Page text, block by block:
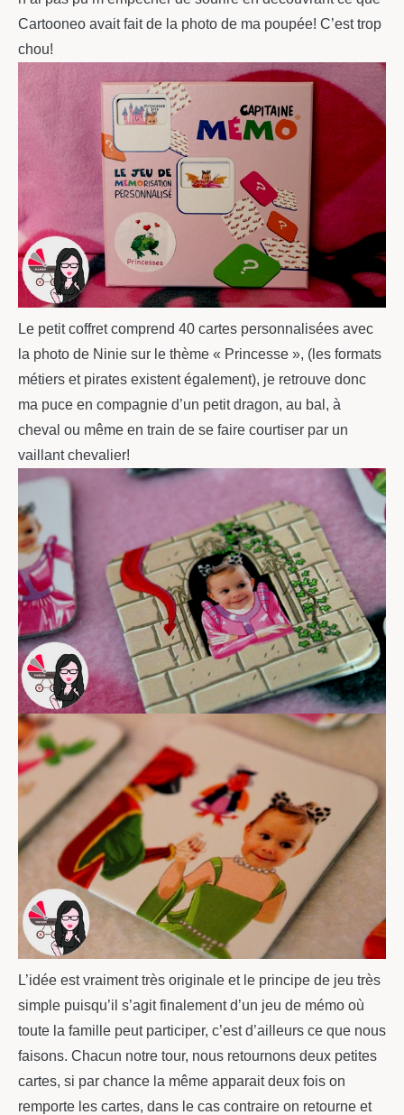
Cartooneo avait fait de la photo de ma poupée! C’est trop
chou!
Le petit coffret comprend 40 cartes personnalisées avec
la photo de Ninie sur le thème « Princesse », (les formats
métiers et pirates existent également), je retrouve donc
ma puce en compagnie d’un petit dragon, au bal, à
cheval ou même en train de se faire courtiser par un
vaillant chevalier!
L’idée est vraiment très originale et le principe de jeu très
simple puisqu’il s’agit finalement d’un jeu de mémo où
toute la famille peut participer, c’est d’ailleurs ce que nous
faisons. Chacun notre tour, nous retournons deux petites
cartes, si par chance la même apparait deux fois on
remporte les cartes, dans le cas contraire on retourne et